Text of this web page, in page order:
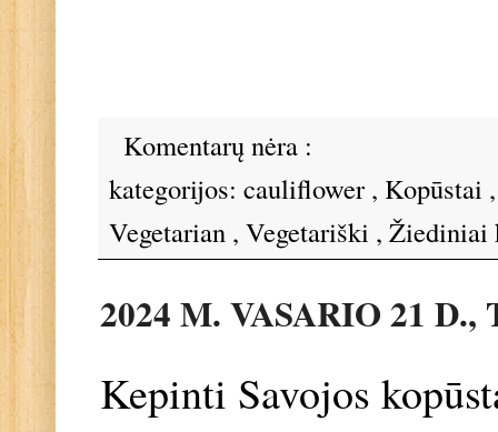
Komentarų nėra :
kategorijos: cauliflower , Kopūstai
Vegetarian , Vegetariški , Žiediniai
2024 M. VASARIO 21
Kepinti Savojos